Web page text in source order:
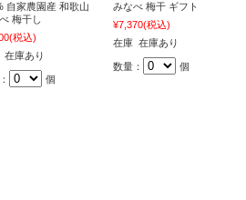
自家農園産 和歌山
梅干し
(税込)
在庫あり
個
みなべ 梅干 ギフト
¥7,370(税込)
在庫 在庫あり
数量： 個